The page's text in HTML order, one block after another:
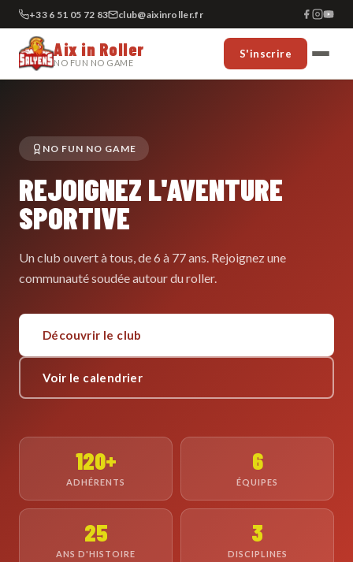
+33 6 51 05 72 83 club@aixinroller.fr
Aix in Roller
NO FUN NO GAME
S'inscrire
NO FUN NO GAME
REJOIGNEZ L'AVENTURE
SPORTIVE
Un club ouvert à tous, de 6 à 77 ans. Rejoignez une
communauté soudée autour du roller.
Découvrir le club
Voir le calendrier
120+
ADHÉRENTS
6
ÉQUIPES
25
ANS D'HISTOIRE
3
DISCIPLINES